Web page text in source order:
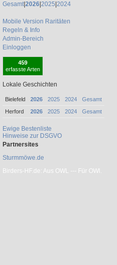
Gesamt|2026 2025 2024
Mobile Version Raritäten
Regeln & Info
Admin-Bereich
Einloggen
459
erfasste Arten
Lokale Geschichten
Bielefeld 2026 2025 2024
Gesamt
Herford
2026 2025 2024 Gesamt
Ewige Bestenliste
Hinweise zur DSGVO
Partnersites
Sturmmöwe.de
Birders-HF.de: Aus OWL --- Für OWl.